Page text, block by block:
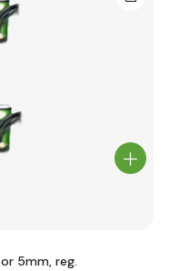
5mm, reg.